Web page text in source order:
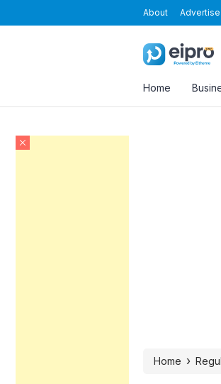
About Advertise
Home
Home ›